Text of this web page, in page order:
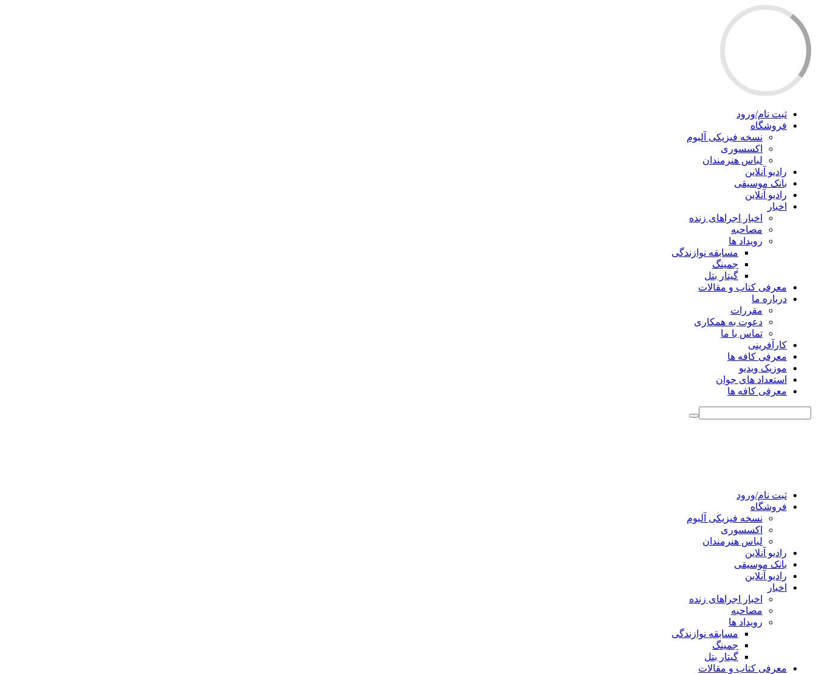
ثبت نام/ورود
فروشگاه
نسخه فیزیکی آلبوم
اکسسوری
لباس هنرمندان
رادیو آنلاین
بانک موسیقی
رادیو آنلاین
اخبار
اخبار اجراهای زنده
مصاحبه
رویداد ها
مسابقه نوازندگی
جمینگ
گیتار بتل
معرفی کتاب و مقالات
درباره ما
مقررات
دعوت به همکاری
تماس با ما
کارآفرینی
معرفی کافه ها
موزیک ویدیو
استعداد های جوان
معرفی کافه ها
ثبت نام/ورود
فروشگاه
نسخه فیزیکی آلبوم
اکسسوری
لباس هنرمندان
رادیو آنلاین
بانک موسیقی
رادیو آنلاین
اخبار
اخبار اجراهای زنده
مصاحبه
رویداد ها
مسابقه نوازندگی
جمینگ
گیتار بتل
معرفی کتاب و مقالات